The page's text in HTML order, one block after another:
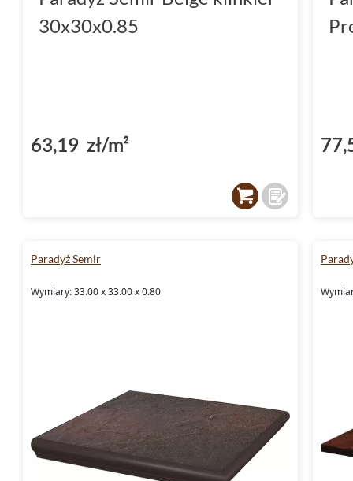
30x30x0.85
63,19 zł/m²
Paradyż Semir
Wymiary: 33.00 x 33.00 x 0.80